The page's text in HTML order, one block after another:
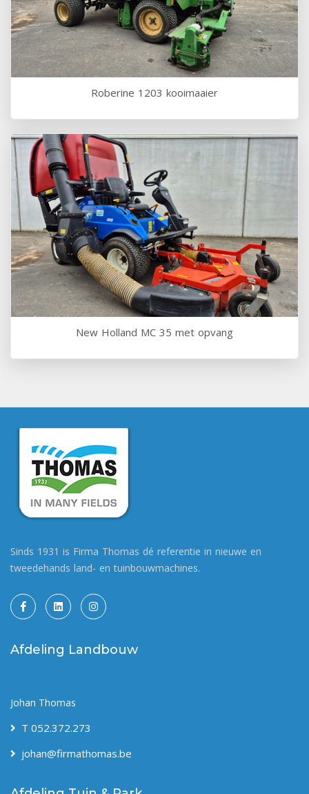
Roberine 1203 kooimaaier
New Holland MC 35 met opvang
Sinds 1931 is Firma Thomas dé referentie in nieuwe en
tweedehands land- en tuinbouwmachines.
Afdeling Landbouw
Johan Thomas
T 052.372.273
johan@firmathomas.be